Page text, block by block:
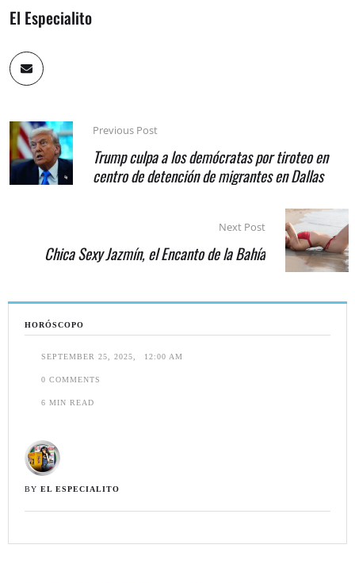
HORÓSCOPO
SEPTEMBER 25, 2025 12:00 AM
0 COMMENTS
6 MIN READ
BY EL ESPECIALITO
El Especialito
Previous Post
Trump culpa a los demócratas por tiroteo en
centro de detención de migrantes en Dallas
Next Post
Chica Sexy Jazmín, el Encanto de la Bahía